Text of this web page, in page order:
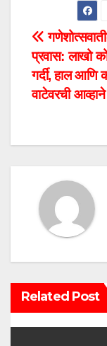
P
o
s
a
v
a
t
प्रवास: लाखो
गर्दी, हाल आणि
वाटेवरची आव्हाने
Related Post